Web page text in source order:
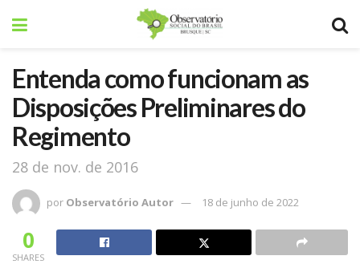
Entenda como funcionam as
Disposições Preliminares do
Regimento
28 de nov. de 2016
por Observatório Autor 18 de junho de 2022
0
SHARES